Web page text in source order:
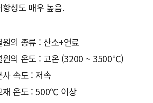
항성도 매우 높음.
원의 종류 : 산소+연료
원의 온도 : 고온 (3200 ~ 3500℃)
사 속도 : 저속
재 온도 : 500℃ 이상